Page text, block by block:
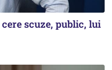
scuze, public, lui